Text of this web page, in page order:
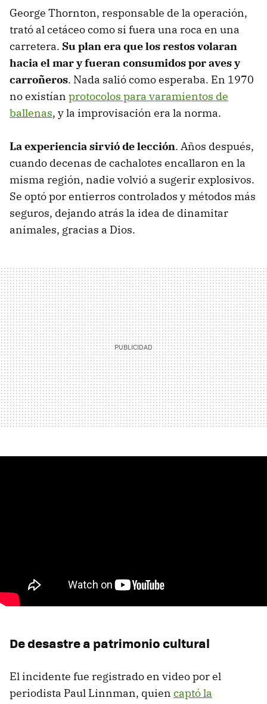
George Thornton, responsable de la operación,
trató al cetáceo como si fuera una roca en una
carretera. Su plan era que los restos volaran
hacia el mar y fueran consumidos por aves y
carroñeros. Nada salió como esperaba. En 1970
no existían protocolos para varamientos de
ballenas, y la improvisación era la norma.
La experiencia sirvió de lección. Años después,
cuando decenas de cachalotes encallaron en la
misma región, nadie volvió a sugerir explosivos.
Se optó por entierros controlados y métodos más
seguros, dejando atrás la idea de dinamitar
animales, gracias a Dios.
De desastre a patrimonio cultural
El incidente fue registrado en video por el
periodista Paul Linnman, quien captó la